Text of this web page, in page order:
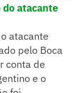
do atacante
atacante
pelo Boca
conta de
e o